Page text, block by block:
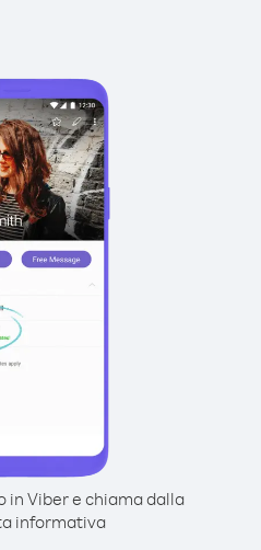
in Viber e chiama dalla
informativa